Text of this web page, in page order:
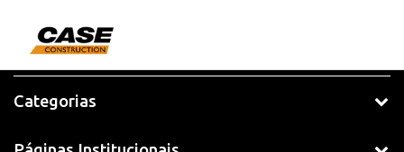
Categorias